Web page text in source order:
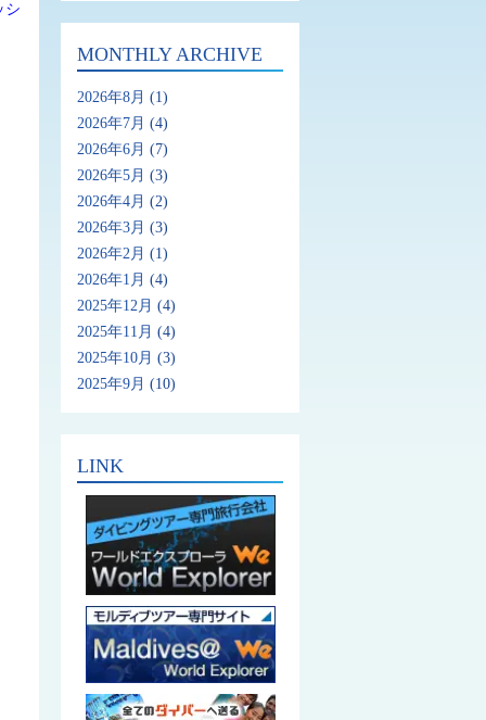
シ
MONTHLY ARCHIVE
2026年8月 (1)
2026年7月 (4)
2026年6月 (7)
2026年5月 (3)
2026年4月 (2)
2026年3月 (3)
2026年2月 (1)
2026年1月 (4)
2025年12月 (4)
2025年11月 (4)
2025年10月 (3)
2025年9月 (10)
LINK